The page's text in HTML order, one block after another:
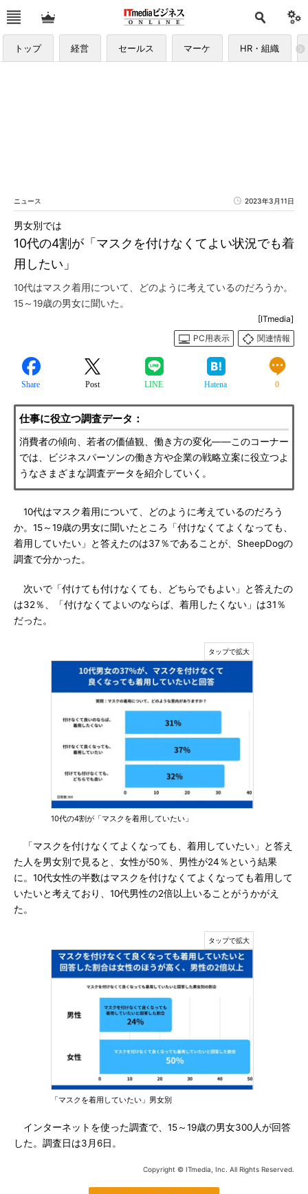
トップ 経営 セールス マーケ HR・組織
ニュース 2023年3月11日
10代の4割が「マスクを付けなくてよい状況でも着
用したい」
男女別では
10代はマスク着用について、どのように考えているのだろうか。
15～19歳の男女に聞いた。
[ITmedia]
PC用表示
関連情報
Share Post LINE Hatena 0
仕事に役立つ調査データ：
消費者の傾向、若者の価値観、働き方の変化――このコーナー
では、ビジネスパーソンの働き方や企業の戦略立案に役立つよ
うなさまざまな調査データを紹介していく。
10代はマスク着用について、どのように考えているのだろう
か。15～19歳の男女に聞いたところ「付けなくてよくなっても、
着用していたい」と答えたのは37％であることが、SheepDogの
調査で分かった。
次いで「付けても付けなくても、どちらでもよい」と答えたの
は32％、「付けなくてよいのならば、着用したくない」は31％
だった。
10代の4割が「マスクを着用していたい」
「マスクを付けなくてよくなっても、着用していたい」と答え
た人を男女別で見ると、女性が50％、男性が24％という結果
に。10代女性の半数はマスクを付けなくてよくなっても着用して
いたいと考えており、10代男性の2倍以上いることがうかがえ
た。
「マスクを着用していたい」男女別
インターネットを使った調査で、15～19歳の男女300人が回答
した。調査日は3月6日。
Copyright © ITmedia, Inc. All Rights Reserved.